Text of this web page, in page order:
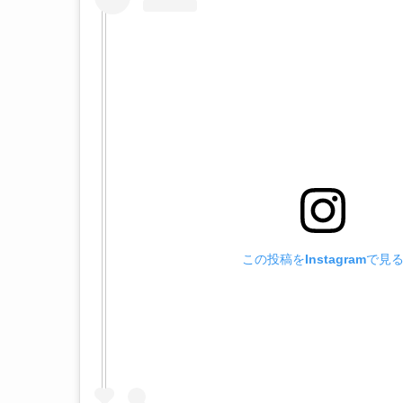
この投稿をInstagramで見る